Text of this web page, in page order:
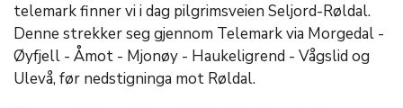
telemark finner vi i dag pilgrimsveien Seljord-Røldal.
Denne strekker seg gjennom Telemark via Morgedal -
Øyfjell - Åmot - Mjonøy - Haukeligrend - Vågslid og
Ulevå, før nedstigninga mot Røldal.